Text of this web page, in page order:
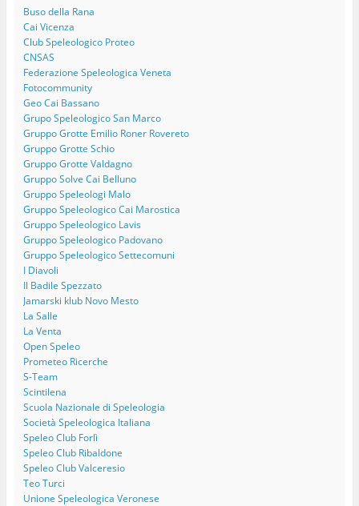
Buso della Rana
Cai Vicenza
Club Speleologico Proteo
CNSAS
Federazione Speleologica Veneta
Fotocommunity
Geo Cai Bassano
Grupo Speleologico San Marco
Gruppo Grotte Emilio Roner Rovereto
Gruppo Grotte Schio
Gruppo Grotte Valdagno
Gruppo Solve Cai Belluno
Gruppo Speleologi Malo
Gruppo Speleologico Cai Marostica
Gruppo Speleologico Lavis
Gruppo Speleologico Padovano
Gruppo Speleologico Settecomuni
I Diavoli
Il Badile Spezzato
Jamarski klub Novo Mesto
La Salle
La Venta
Open Speleo
Prometeo Ricerche
S-Team
Scintilena
Scuola Nazionale di Speleologia
Società Speleologica Italiana
Speleo Club Forlì
Speleo Club Ribaldone
Speleo Club Valceresio
Teo Turci
Unione Speleologica Veronese